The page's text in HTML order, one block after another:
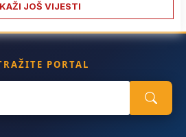
JOŠ VIJESTI
PORTAL